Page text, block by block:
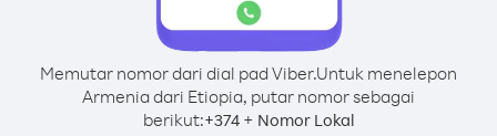
Memutar nomor dari dial pad Viber.Untuk menelepon
Armenia dari Etiopia, putar nomor sebagai
berikut:+374+ Nomor Lokal